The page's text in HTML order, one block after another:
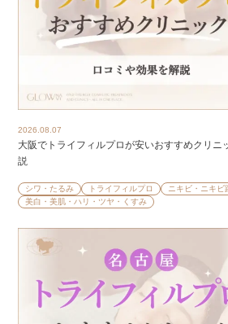
2026.08.07
大阪でトライフィルプロが安いおすすめクリニ
説
シワ・たるみ トライフィルプロ ニキビ・ニキビ
美白・美肌・ハリ・ツヤ・くすみ